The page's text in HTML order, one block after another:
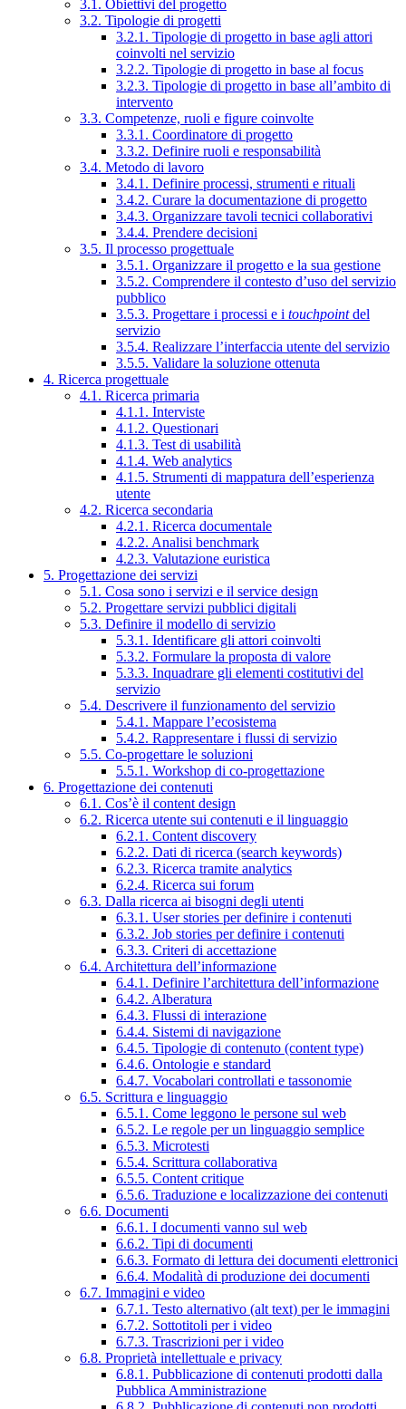
3.1. Obiettivi del progetto
3.2. Tipologie di progetti
3.2.1. Tipologie di progetto in base agli attori
coinvolti nel servizio
3.2.2. Tipologie di progetto in base al focus
3.2.3. Tipologie di progetto in base all’ambito di
intervento
3.3. Competenze, ruoli e figure coinvolte
3.3.1. Coordinatore di progetto
3.3.2. Definire ruoli e responsabilità
3.4. Metodo di lavoro
3.4.1. Definire processi, strumenti e rituali
3.4.2. Curare la documentazione di progetto
3.4.3. Organizzare tavoli tecnici collaborativi
3.4.4. Prendere decisioni
3.5. Il processo progettuale
3.5.1. Organizzare il progetto e la sua gestione
3.5.2. Comprendere il contesto d’uso del servizio
pubblico
3.5.3. Progettare i processi e i touchpointdel
servizio
3.5.4. Realizzare l’interfaccia utente del servizio
3.5.5. Validare la soluzione ottenuta
4. Ricerca progettuale
4.1. Ricerca primaria
4.1.1. Interviste
4.1.2. Questionari
4.1.3. Test di usabilità
4.1.4. Web analytics
4.1.5. Strumenti di mappatura dell’esperienza
utente
4.2. Ricerca secondaria
4.2.1. Ricerca documentale
4.2.2. Analisi benchmark
4.2.3. Valutazione euristica
5. Progettazione dei servizi
5.1. Cosa sono i servizi e il service design
5.2. Progettare servizi pubblici digitali
5.3. Definire il modello di servizio
5.3.1. Identificare gli attori coinvolti
5.3.2. Formulare la proposta di valore
5.3.3. Inquadrare gli elementi costitutivi del
servizio
5.4. Descrivere il funzionamento del servizio
5.4.1. Mappare l’ecosistema
5.4.2. Rappresentare i flussi di servizio
5.5. Co-progettare le soluzioni
5.5.1. Workshop di co-progettazione
6. Progettazione dei contenuti
6.1. Cos’è il content design
6.2. Ricerca utente sui contenuti e il linguaggio
6.2.1. Content discovery
6.2.2. Dati di ricerca (search keywords)
6.2.3. Ricerca tramite analytics
6.2.4. Ricerca sui forum
6.3. Dalla ricerca ai bisogni degli utenti
6.3.1. User stories per definire i contenuti
6.3.2. Job stories per definire i contenuti
6.3.3. Criteri di accettazione
6.4. Architettura dell’informazione
6.4.1. Definire l’architettura dell’informazione
6.4.2. Alberatura
6.4.3. Flussi di interazione
6.4.4. Sistemi di navigazione
6.4.5. Tipologie di contenuto (content type)
6.4.6. Ontologie e standard
6.4.7. Vocabolari controllati e tassonomie
6.5. Scrittura e linguaggio
6.5.1. Come leggono le persone sul web
6.5.2. Le regole per un linguaggio semplice
6.5.3. Microtesti
6.5.4. Scrittura collaborativa
6.5.5. Content critique
6.5.6. Traduzione e localizzazione dei contenuti
6.6. Documenti
6.6.1. I documenti vanno sul web
6.6.2. Tipi di documenti
6.6.3. Formato di lettura dei documenti elettronici
6.6.4. Modalità di produzione dei documenti
6.7. Immagini e video
6.7.1. Testo alternativo (alt text) per le immagini
6.7.2. Sottotitoli per i video
6.7.3. Trascrizioni per i video
6.8. Proprietà intellettuale e privacy
6.8.1. Pubblicazione di contenuti prodotti dalla
Pubblica Amministrazione